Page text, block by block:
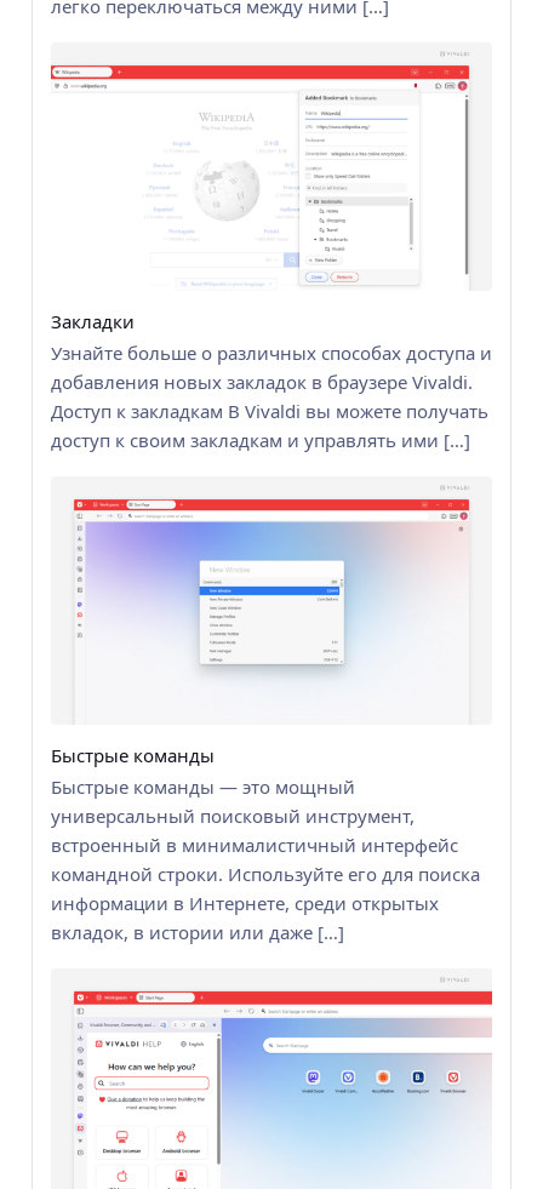
легко переключаться между ними […]
Закладки
Узнайте больше о различных способах доступа и
добавления новых закладок в браузере Vivaldi.
Доступ к закладкам В Vivaldi вы можете получать
доступ к своим закладкам и управлять ими […]
Быстрые команды
Быстрые команды — это мощный
универсальный поисковый инструмент,
встроенный в минималистичный интерфейс
командной строки. Используйте его для поиска
информации в Интернете, среди открытых
вкладок, в истории или даже […]